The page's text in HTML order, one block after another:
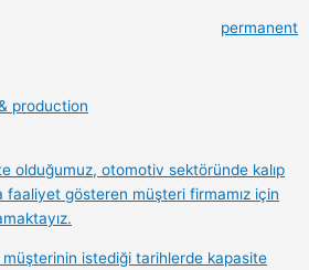
permanent
production
olduğumuz, otomotiv sektöründe kalıp
faaliyet gösteren müşteri firmamız için
istediği tarihlerde kapasite